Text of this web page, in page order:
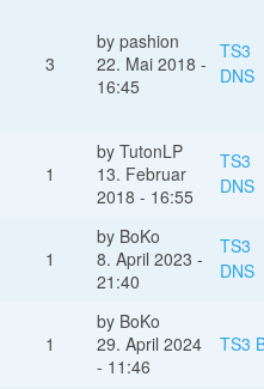
3
by pashion
22. Mai 2018 -
16:45
TS3
DNS
1
by TutonLP
13. Februar
2018 - 16:55
TS3
DNS
1
by BoKo
8. April 2023 -
21:40
TS3
DNS
1
by BoKo
29. April 2024
- 11:46
TS3